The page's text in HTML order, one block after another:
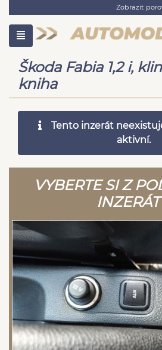
Zobrazit
Škoda Fabia 1,2 i,
kniha
Tento inzerát
aktivní.
VYBERTE SI Z